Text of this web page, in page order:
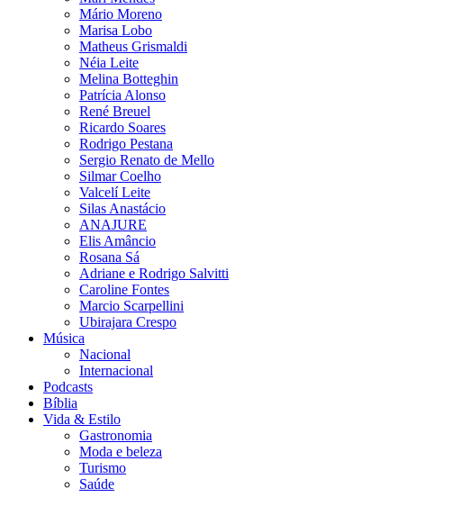
Mário Moreno
Marisa Lobo
Matheus Grismaldi
Néia Leite
Melina Botteghin
Patrícia Alonso
René Breuel
Ricardo Soares
Rodrigo Pestana
Sergio Renato de Mello
Silmar Coelho
Valcelí Leite
Silas Anastácio
ANAJURE
Elis Amâncio
Rosana Sá
Adriane e Rodrigo Salvitti
Caroline Fontes
Marcio Scarpellini
Ubirajara Crespo
Música
Nacional
Internacional
Podcasts
Bíblia
Vida & Estilo
Gastronomia
Moda e beleza
Turismo
Saúde